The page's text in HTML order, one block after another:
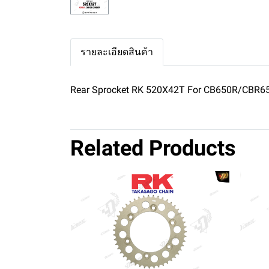
รายละเอียดสินค้า
Rear Sprocket RK 520X42T For CB650R/
Related Products